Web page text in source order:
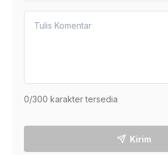
0/300 karakter tersedia
Kirim